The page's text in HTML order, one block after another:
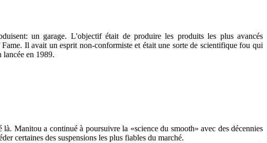
un garage. L'objectif était de produire les produits les plus avancés
Il avait un esprit non-conformiste et était une sorte de scientifique fou qui
en 1989.
Manitou a continué à poursuivre la «science du smooth» avec des décennies
certaines des suspensions les plus fiables du marché.